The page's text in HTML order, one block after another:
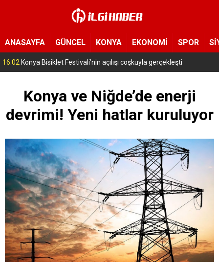
ANASAYFA GÜNCEL KONYA EKONOMİ SPOR
15:11 Konya’da zabıta ve polis sahada! Toplu taşıma araçları tek tek denetleniyor
Konya ve Niğde’de enerji
devrimi! Yeni hatlar kuruluyor